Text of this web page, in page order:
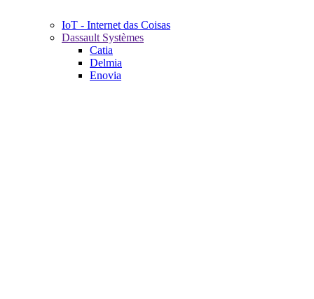
IoT - Internet das Coisas
Dassault Systèmes
Catia
Delmia
Enovia